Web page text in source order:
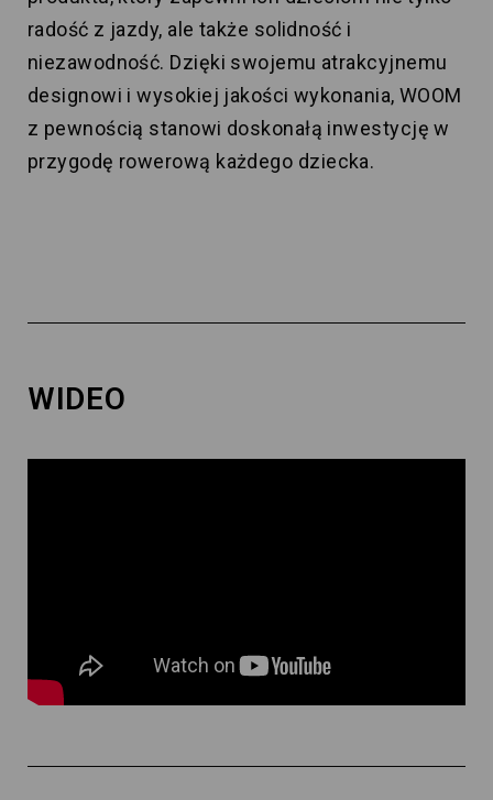
radość z jazdy, ale także solidność i
niezawodność. Dzięki swojemu atrakcyjnemu
designowi i wysokiej jakości wykonania, WOOM
z pewnością stanowi doskonałą inwestycję w
przygodę rowerową każdego dziecka.
WIDEO